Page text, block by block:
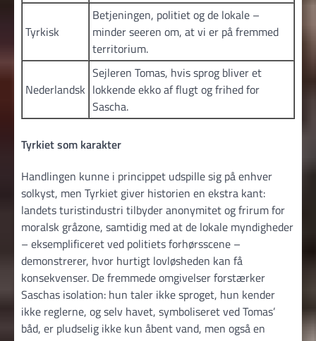
Tyrkisk
Betjeningen, politiet og de lokale –
minder seeren om, at vi er på fremmed
territorium.
Nederlandsk
Sejleren Tomas, hvis sprog bliver et
lokkende ekko af flugt og frihed for
Sascha.
Tyrkiet som karakter
Handlingen kunne i princippet udspille sig på enhver
solkyst, men Tyrkiet giver historien en ekstra kant:
landets turistindustri tilbyder anonymitet og frirum for
moralsk gråzone, samtidig med at de lokale myndigheder
– eksemplificeret ved politiets forhørsscene –
demonstrerer, hvor hurtigt lovløsheden kan få
konsekvenser. De fremmede omgivelser forstærker
Saschas isolation: hun taler ikke sproget, hun kender
ikke reglerne, og selv havet, symboliseret ved Tomas’
båd, er pludselig ikke kun åbent vand, men også en